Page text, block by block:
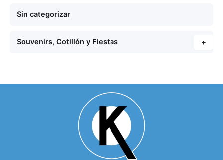
Sin categorizar
Souvenirs, Cotillón y Fiestas +